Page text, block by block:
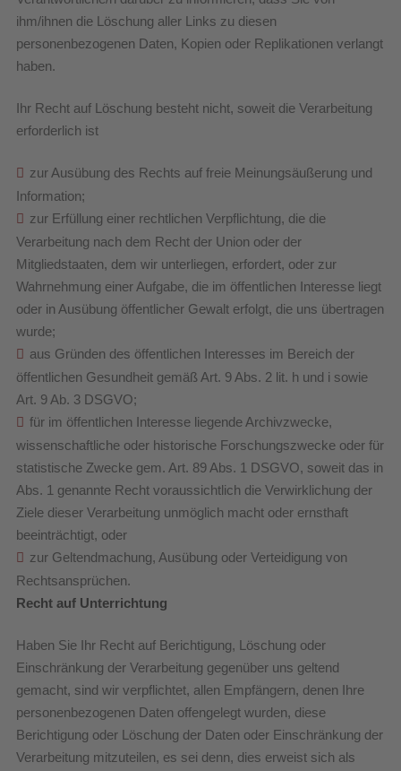
ihm/ihnen die Löschung aller Links zu diesen
personenbezogenen Daten, Kopien oder Replikationen verlangt
haben.
Ihr Recht auf Löschung besteht nicht, soweit die Verarbeitung
erforderlich ist
zur Ausübung des Rechts auf freie Meinungsäußerung und
Information;
zur Erfüllung einer rechtlichen Verpflichtung, die die
Verarbeitung nach dem Recht der Union oder der
Mitgliedstaaten, dem wir unterliegen, erfordert, oder zur
Wahrnehmung einer Aufgabe, die im öffentlichen Interesse liegt
oder in Ausübung öffentlicher Gewalt erfolgt, die uns übertragen
wurde;
aus Gründen des öffentlichen Interesses im Bereich der
öffentlichen Gesundheit gemäß Art. 9 Abs. 2 lit. h und i sowie
Art. 9 Ab. 3 DSGVO;
für im öffentlichen Interesse liegende Archivzwecke,
wissenschaftliche oder historische Forschungszwecke oder für
statistische Zwecke gem. Art. 89 Abs. 1 DSGVO, soweit das in
Abs. 1 genannte Recht voraussichtlich die Verwirklichung der
Ziele dieser Verarbeitung unmöglich macht oder ernsthaft
beeinträchtigt, oder
zur Geltendmachung, Ausübung oder Verteidigung von
Rechtsansprüchen.
Recht auf Unterrichtung
Haben Sie Ihr Recht auf Berichtigung, Löschung oder
Einschränkung der Verarbeitung gegenüber uns geltend
gemacht, sind wir verpflichtet, allen Empfängern, denen Ihre
personenbezogenen Daten offengelegt wurden, diese
Berichtigung oder Löschung der Daten oder Einschränkung der
Verarbeitung mitzuteilen, es sei denn, dies erweist sich als